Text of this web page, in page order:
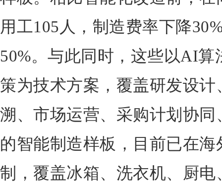
用工105人，制造费率下降
50%。与此同时，这些以AI
策为技术方案，覆盖研发设
溯、市场运营、采购计划协
的智能制造样板，目前已在
制，覆盖冰箱、洗衣机、厨